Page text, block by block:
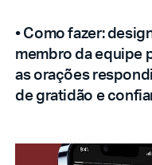
• Como fazer:
membro da equipe
as orações
de gratidão e